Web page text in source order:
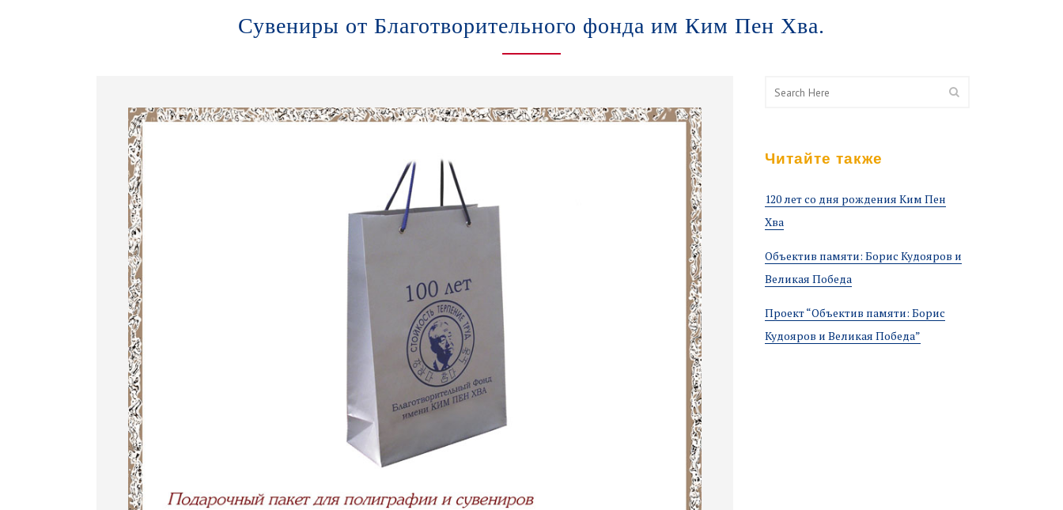
Сувениры от Благотворительного фонда им Ким Пен Хва.
Читайте также
120 лет со дня рождения Ким Пен
Хва
Объектив памяти: Борис Кудояров и
Великая Победа
Проект “Объектив памяти: Борис
Кудояров и Великая Победа”